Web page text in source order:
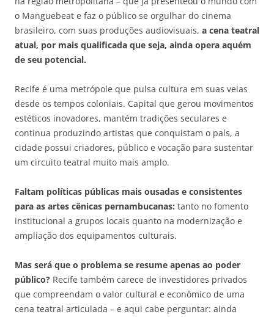
o Manguebeat e faz o público se orgulhar do cinema
brasileiro, com suas produções audiovisuais, a cena teatral
atual, por mais qualificada que seja, ainda opera aquém
de seu potencial.
Recife é uma metrópole que pulsa cultura em suas veias
desde os tempos coloniais. Capital que gerou movimentos
estéticos inovadores, mantém tradições seculares e
continua produzindo artistas que conquistam o país, a
cidade possui criadores, público e vocação para sustentar
um circuito teatral muito mais amplo.
Faltam políticas públicas mais ousadas e consistentes
para as artes cênicas pernambucanas: tanto no fomento
institucional a grupos locais quanto na modernização e
ampliação dos equipamentos culturais.
Mas será que o problema se resume apenas ao poder
público? Recife também carece de investidores privados
que compreendam o valor cultural e econômico de uma
cena teatral articulada – e aqui cabe perguntar: ainda